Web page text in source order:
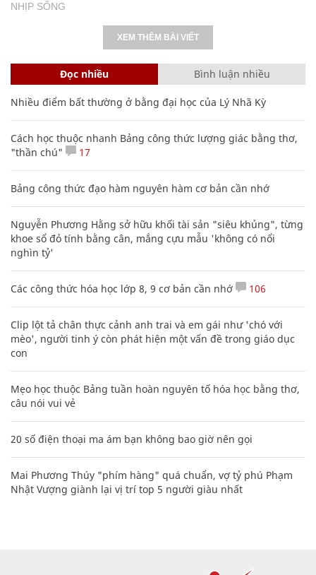
NHỊP SỐNG
XEM THÊM BÀI VIẾT
Đọc nhiều Bình luận nhiều
Nhiều điểm bất thường ở bằng đại học của Lý Nhã Kỳ
Cách học thuộc nhanh Bảng công thức lượng giác bằng thơ,
"thần chú"
17
Bảng công thức đạo hàm nguyên hàm cơ bản cần nhớ
Nguyễn Phương Hằng sở hữu khối tài sản "siêu khủng", từng
khoe sổ đỏ tính bằng cân, mắng cựu mẫu 'không có nổi
nghìn tỷ'
Các công thức hóa học lớp 8, 9 cơ bản cần nhớ 106
Clip lột tả chân thực cảnh anh trai và em gái như 'chó với
mèo', người tinh ý còn phát hiện một vấn đề trong giáo dục
con
Mẹo học thuộc Bảng tuần hoàn nguyên tố hóa học bằng thơ,
câu nói vui vẻ
20 số điện thoại ma ám bạn không bao giờ nên gọi
Mai Phương Thúy "phím hàng" quá chuẩn, vợ tỷ phú Phạm
Nhật Vượng giành lại vị trí top 5 người giàu nhất